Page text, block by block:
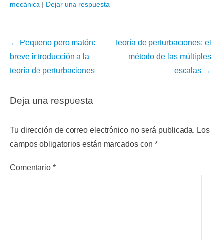
mecánica | Dejar una respuesta
← Pequeño pero matón:
breve introducción a la
teoría de perturbaciones
Teoría de perturbaciones: el
método de las múltiples
escalas →
Deja una respuesta
Tu dirección de correo electrónico no será publicada. Los
campos obligatorios están marcados con *
Comentario *